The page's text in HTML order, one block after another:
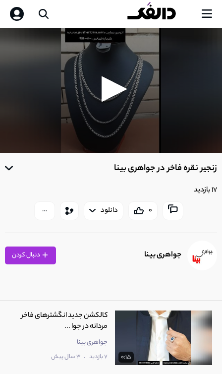
0
of زنجیر نقره فاخر در جواهری بینا
17 بازدید
0 دانلود
جواهری بینا
0:15
کالکشن جدید انگشترهای فاخر
مردانه در جوا ...
جواهری بینا
7 بازدید . 3 سال پیش